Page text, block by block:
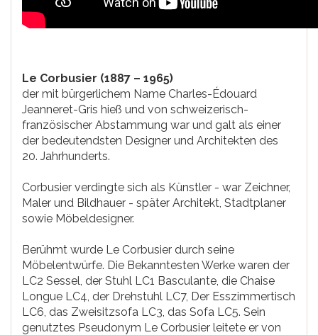
Le Corbusier (1887 – 1965)
der mit bürgerlichem Name Charles-Édouard
Jeanneret-Gris hieß und von schweizerisch-
französischer Abstammung war und galt als einer
der bedeutendsten Designer und Architekten des
20. Jahrhunderts.
Corbusier verdingte sich als Künstler - war Zeichner,
Maler und Bildhauer - später Architekt, Stadtplaner
sowie Möbeldesigner.
Berühmt wurde Le Corbusier durch seine
Möbelentwürfe. Die Bekanntesten Werke waren der
LC2 Sessel, der Stuhl LC1 Basculante, die Chaise
Longue LC4, der Drehstuhl LC7, Der Esszimmertisch
LC6, das Zweisitzsofa LC3, das Sofa LC5. Sein
genutztes Pseudonym Le Corbusier leitete er von